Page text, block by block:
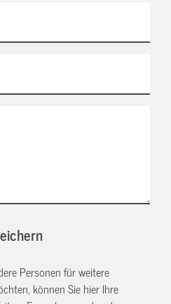
Personen für weitere
können Sie hier Ihre